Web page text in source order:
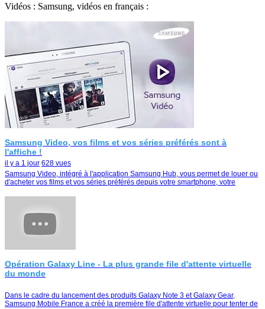
Vidéos : Samsung, vidéos en français :
Samsung Video, vos films et vos séries préférés sont à
l'affiche !
il y a 1 jour 628 vues
Samsung Video, intégré à l'application Samsung Hub, vous permet de louer ou
d'acheter vos films et vos séries préférés depuis votre smartphone, votre
Opération Galaxy Line - La plus grande file d'attente virtuelle
du monde
Dans le cadre du lancement des produits Galaxy Note 3 et Galaxy Gear,
Samsung Mobile France a créé la première file d'attente virtuelle pour tenter de